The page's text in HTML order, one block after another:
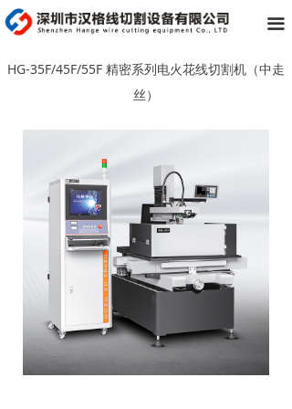
끀
HG-35F/45F/55F 精密系列电火花线切割机（中走
丝）